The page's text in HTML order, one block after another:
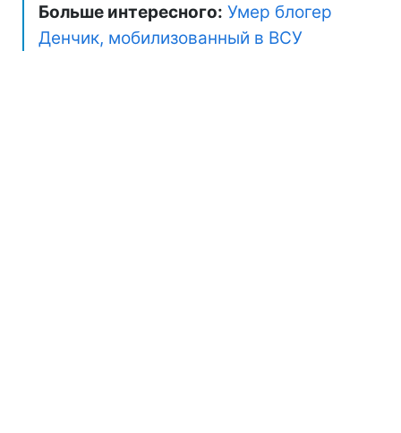
Больше интересного: Умер блогер
Денчик, мобилизованный в ВСУ